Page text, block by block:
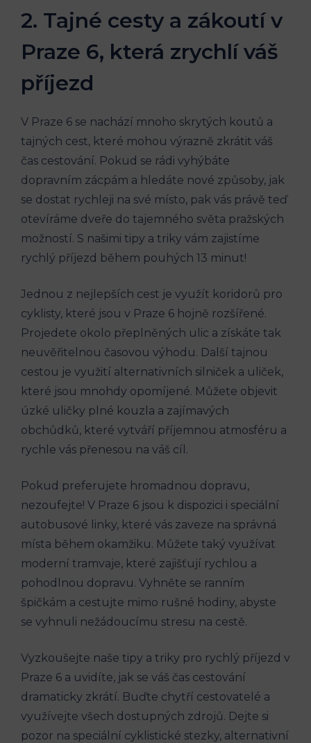
2. Tajné cesty a zákoutí v
Praze 6, která zrychlí váš
příjezd
V Praze 6 se nachází mnoho skrytých koutů ​a
tajných cest, které⁤ mohou výrazně zkrátit váš
čas cestování. Pokud se rádi vyhýbáte
dopravním ‌zácpám a hledáte nové způsoby, jak
se dostat rychleji ​na ‌své místo, pak vás právě ⁣teď
otevíráme dveře do tajemného světa pražských⁣
možností. S našimi tipy a triky vám zajistíme
rychlý⁢ příjezd během pouhých 13 minut!
Jednou z nejlepších cest je ⁢využít koridorů pro
cyklisty, které​ jsou v Praze 6 hojně rozšířené.
Projedete okolo přeplněných ⁣ulic a​ získáte tak⁢
neuvěřitelnou časovou výhodu.​ Další tajnou
cestou je využití alternativních silniček a uliček,
které ‍jsou⁣ mnohdy opomíjené. Můžete objevit
úzké uličky plné kouzla⁢ a zajímavých ​
obchůdků, které ‍vytváří příjemnou ⁢atmosféru a
⁤rychle vás přenesou ‌na váš cíl.
Pokud preferujete hromadnou dopravu,
nezoufejte! V Praze 6 jsou k dispozici ‍i⁣ speciální
autobusové linky, ‌které ⁤vás zaveze na správná⁣
místa během⁣ okamžiku. Můžete taký využívat
moderní tramvaje,⁤ které zajišťují ‌rychlou a
pohodlnou dopravu. Vyhněte se ​ranním
špičkám a cestujte ⁣mimo rušné hodiny, abyste
se vyhnuli nežádoucímu stresu na ‍cestě.
Vyzkoušejte naše tipy ⁣a triky⁣ pro‍ rychlý ‍příjezd v
Praze 6 a uvidíte, jak se ⁢váš ‍čas cestování
dramaticky zkrátí. Buďte​ chytří cestovatelé a
využívejte všech dostupných zdrojů.⁢ Dejte si
pozor na speciální cyklistické stezky, alternativní